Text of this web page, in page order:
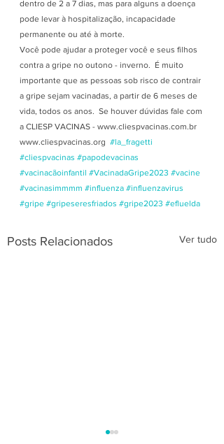
dentro de 2 a 7 dias, mas para alguns a doença
pode levar à hospitalização, incapacidade
permanente ou até à morte.
Você pode ajudar a proteger você e seus filhos
contra a gripe no outono - inverno.  É muito
importante que as pessoas sob risco de contrair
a gripe sejam vacinadas, a partir de 6 meses de
vida, todos os anos.  Se houver dúvidas fale com
a CLIESP VACINAS - www.cliespvacinas.com.br
www.cliespvacinas.org #la_fragetti
#cliespvacinas #papodevacinas
#vacinacãoinfantil #VacinadaGripe2023 #vacine
#vacinasimmmm #influenza #influenzavirus
#gripe #gripeseresfriados #gripe2023 #efluelda
Posts Relacionados Ver tudo